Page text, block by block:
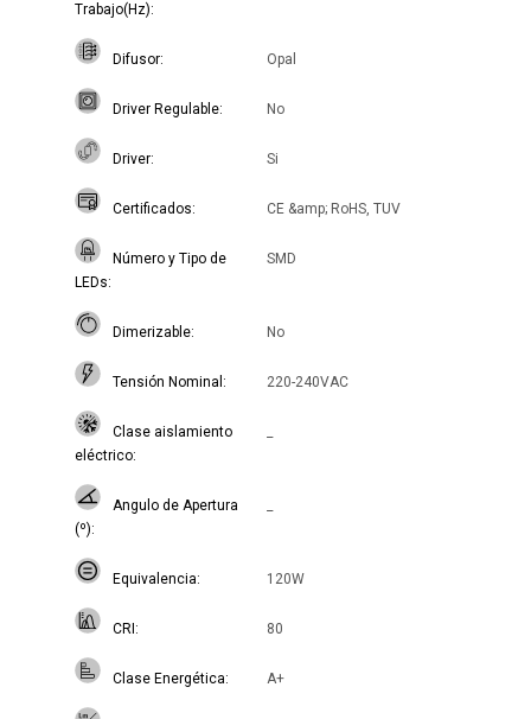
Trabajo(Hz)
Difusor Opal
Driver Regulable No
Driver Si
Certificados CE &amp; RoHS, TUV
Número y Tipo de
LEDs
SMD
Dimerizable No
Tensión Nominal 220-240VAC
Clase aislamiento
eléctrico
Angulo de Apertura
(º)
Equivalencia 120W
CRI 80
Clase Energética A+